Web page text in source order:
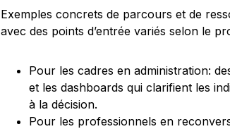
Exemples concrets de parcours et de
avec des points d’entrée variés selon le
Pour les cadres en administration:
et les dashboards qui clarifient les
à la décision.
Pour les professionnels en